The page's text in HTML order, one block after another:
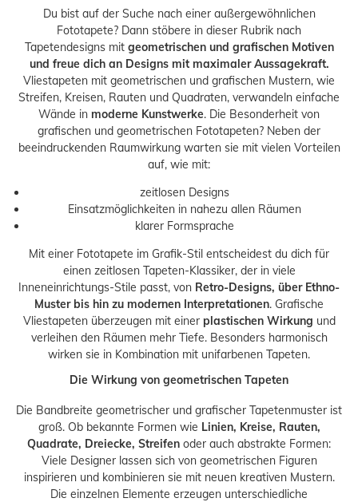
Du bist auf der Suche nach einer außergewöhnlichen
Fototapete? Dann stöbere in dieser Rubrik nach
Tapetendesigns mit geometrischen und grafischen Motiven
und freue dich an Designs mit maximaler Aussagekraft.
Vliestapeten mit geometrischen und grafischen Mustern, wie
Streifen, Kreisen, Rauten und Quadraten, verwandeln einfache
Wände in moderne Kunstwerke. Die Besonderheit von
grafischen und geometrischen Fototapeten? Neben der
beeindruckenden Raumwirkung warten sie mit vielen Vorteilen
auf, wie mit:
zeitlosen Designs
Einsatzmöglichkeiten in nahezu allen Räumen
klarer Formsprache
Mit einer Fototapete im Grafik-Stil entscheidest du dich für
einen zeitlosen Tapeten-Klassiker, der in viele
Inneneinrichtungs-Stile passt, von Retro-Designs, über Ethno-
Muster bis hin zu modernen Interpretationen. Grafische
Vliestapeten überzeugen mit einer plastischen Wirkung und
verleihen den Räumen mehr Tiefe. Besonders harmonisch
wirken sie in Kombination mit unifarbenen Tapeten.
Die Wirkung von geometrischen Tapeten
Die Bandbreite geometrischer und grafischer Tapetenmuster ist
groß. Ob bekannte Formen wie Linien, Kreise, Rauten,
Quadrate, Dreiecke, Streifen oder auch abstrakte Formen:
Viele Designer lassen sich von geometrischen Figuren
inspirieren und kombinieren sie mit neuen kreativen Mustern.
Die einzelnen Elemente erzeugen unterschiedliche